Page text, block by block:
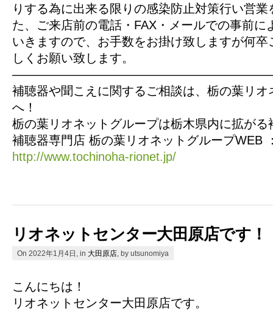
りする為に出来る限りの感染防止対策行い営
た、ご来店前の電話・FAX・メールでの事前に
いきますので、お手数をお掛け致しますが何
しくお願い致します。
補聴器や聞こえに関するご相談は、栃の葉リオ
へ！
栃の葉リオネットグループは栃木県内に拡がる
補聴器専門店 栃の葉リオネットグループWEB
http://www.tochinoha-rionet.jp/
リオネットセンター大田原店です！
On 2022年1月4日, in 大田原店 , by utsunomiya
こんにちは！
リオネットセンター大田原店です。